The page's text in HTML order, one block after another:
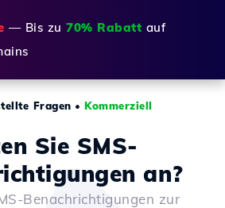
— Bis zu 70% Rabatt auf
Fragen •Kommerziell
Sie SMS-
an?
Benachrichtigungen zur